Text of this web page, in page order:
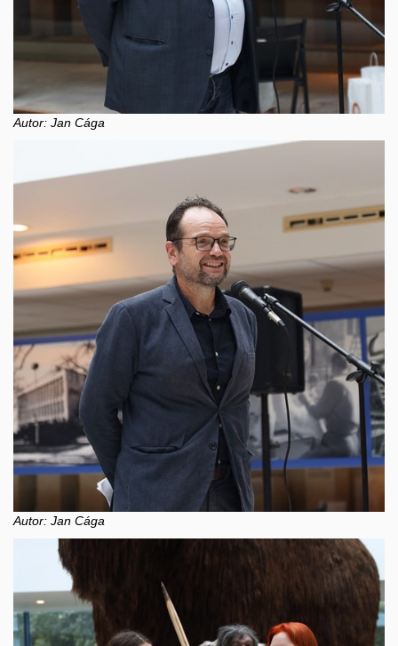
Autor: Jan Cága
Autor: Jan Cága